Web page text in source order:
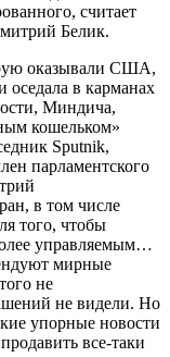
считает
Белик.
оказывали США,
оседала в карманах
Миндича,
кошельком»
Sputnik,
парламентского
в том числе
того, чтобы
управляемым…
мирные
не
не видели. Но
упорные новости
все-таки